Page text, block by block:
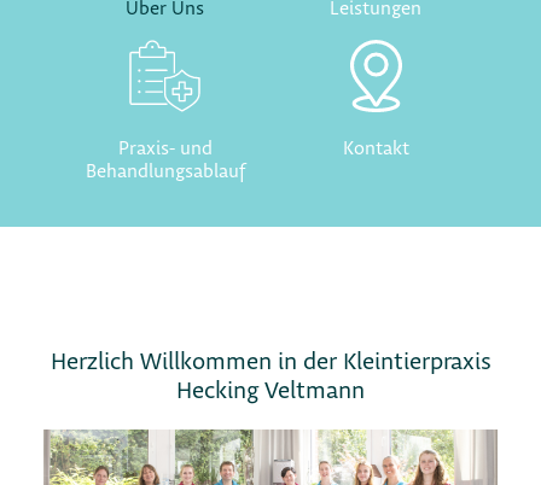
Über Uns Leistungen
Praxis- und
Behandlungsablauf
Kontakt
Herzlich Willkommen in der Kleintierpraxis
Hecking Veltmann